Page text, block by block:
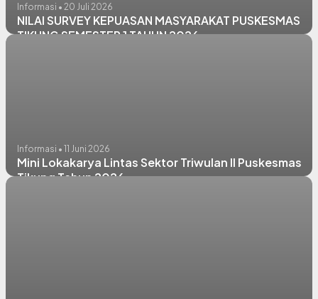
Informasi • 20 Juli 2026
NILAI SURVEY KEPUASAN MASYARAKAT PUSKESMAS
TIKUNG SEMESTER 1 TAHUN 2026
Informasi • 11 Juni 2026
Mini Lokakarya Lintas Sektor Triwulan II Puskesmas
Tikung Tahun 2026